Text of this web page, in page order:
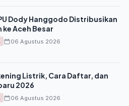
Dody Hanggodo Distribusikan
ke Aceh Besar
06 Agustus 2026
Listrik, Cara Daftar, dan
2026
06 Agustus 2026